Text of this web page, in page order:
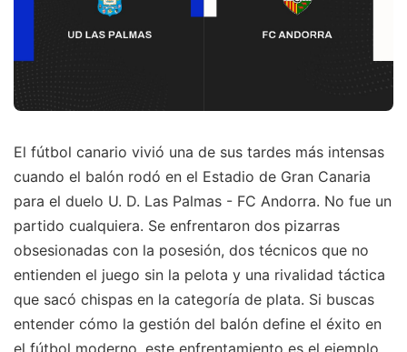
El fútbol canario vivió una de sus tardes más intensas
cuando el balón rodó en el Estadio de Gran Canaria
para el duelo U. D. Las Palmas - FC Andorra. No fue un
partido cualquiera. Se enfrentaron dos pizarras
obsesionadas con la posesión, dos técnicos que no
entienden el juego sin la pelota y una rivalidad táctica
que sacó chispas en la categoría de plata. Si buscas
entender cómo la gestión del balón define el éxito en